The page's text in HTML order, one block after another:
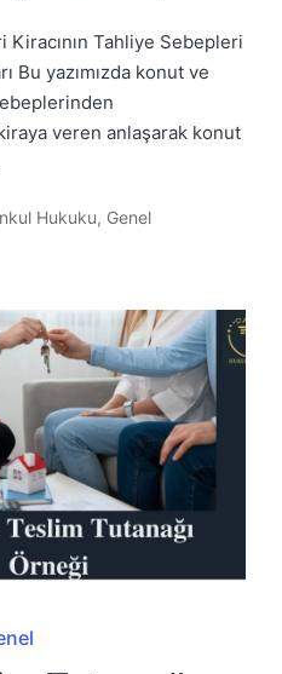
Kiracının Tahliye Sebepleri
Bu yazımızda konut ve
veren anlaşarak konut
Hukuku, Genel